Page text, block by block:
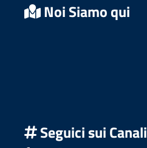
Noi Siamo qui
Seguici sui Canali